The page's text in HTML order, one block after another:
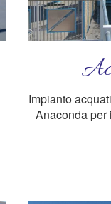
Impianto
Anaconda per